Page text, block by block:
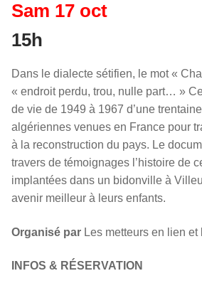
Sam 17 oct
15h
Dans le dialecte sétifien, le mot «
« endroit perdu, trou, nulle part… »
de vie de 1949 à 1967 d’une
algériennes venues en France pour
à la reconstruction du pays. Le
travers de témoignages l’histoire de
implantées dans un bidonville à
avenir meilleur à leurs enfants.
Organisé par Les metteurs en lien et
INFOS & RÉSERVATION